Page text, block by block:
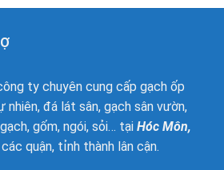
ty chuyên cung cấp gạch ốp
đá lát sân, gạch sân vườn,
gốm, ngói, sỏi… tại Hóc Môn,
các quận, tỉnh thành lân cận.